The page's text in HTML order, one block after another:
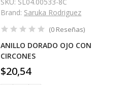
Brand: Saruka Rodriguez
(0 Reseñas)
ANILLO DORADO OJO CON
CIRCONES
$20,54